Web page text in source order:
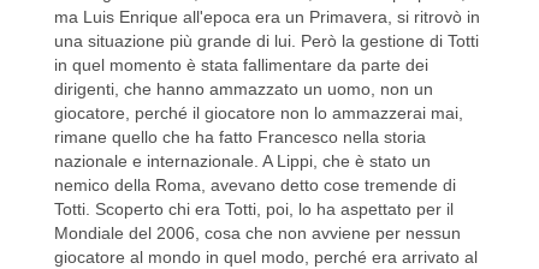
ma Luis Enrique all'epoca era un Primavera, si ritrovò in
una situazione più grande di lui. Però la gestione di Totti
in quel momento è stata fallimentare da parte dei
dirigenti, che hanno ammazzato un uomo, non un
giocatore, perché il giocatore non lo ammazzerai mai,
rimane quello che ha fatto Francesco nella storia
nazionale e internazionale. A Lippi, che è stato un
nemico della Roma, avevano detto cose tremende di
Totti. Scoperto chi era Totti, poi, lo ha aspettato per il
Mondiale del 2006, cosa che non avviene per nessun
giocatore al mondo in quel modo, perché era arrivato al